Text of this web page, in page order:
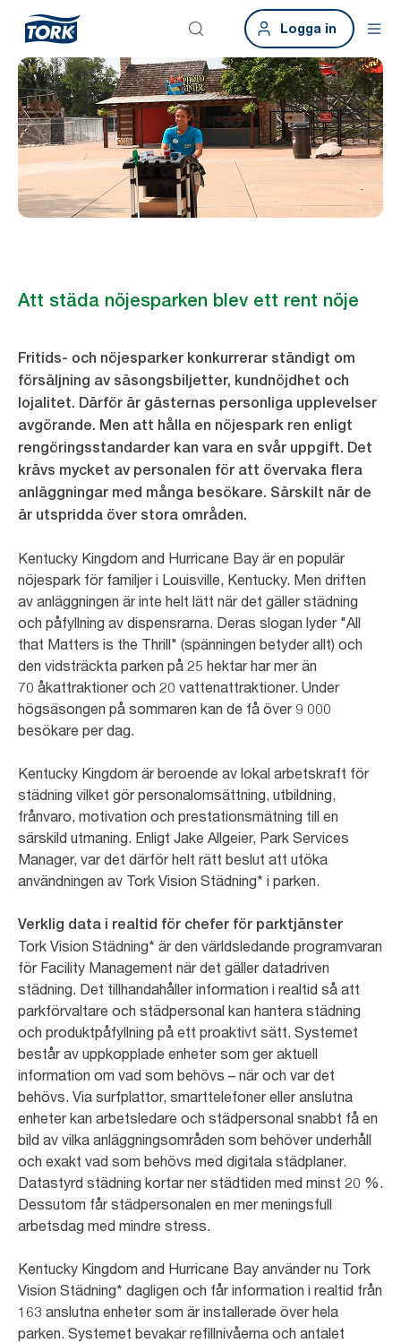
Logga in
Att städa nöjesparken blev ett rent nöje
Fritids- och nöjesparker konkurrerar ständigt om
försäljning av säsongsbiljetter, kundnöjdhet och
lojalitet. Därför är gästernas personliga upplevelser
avgörande. Men att hålla en nöjespark ren enligt
rengöringsstandarder kan vara en svår uppgift. Det
krävs mycket av personalen för att övervaka flera
anläggningar med många besökare. Särskilt när de
är utspridda över stora områden.
Kentucky Kingdom and Hurricane Bay är en populär
nöjespark för familjer i Louisville, Kentucky. Men driften
av anläggningen är inte helt lätt när det gäller städning
och påfyllning av dispensrarna. Deras slogan lyder "All
that Matters is the Thrill" (spänningen betyder allt) och
den vidsträckta parken på 25 hektar har mer än
70 åkattraktioner och 20 vattenattraktioner. Under
högsäsongen på sommaren kan de få över 9 000
besökare per dag.
Kentucky Kingdom är beroende av lokal arbetskraft för
städning vilket gör personalomsättning, utbildning,
frånvaro, motivation och prestationsmätning till en
särskild utmaning. Enligt Jake Allgeier, Park Services
Manager, var det därför helt rätt beslut att utöka
användningen av Tork Vision Städning* i parken.
Verklig data i realtid för chefer för parktjänster
Tork Vision Städning* är den världsledande programvaran
för Facility Management när det gäller datadriven
städning. Det tillhandahåller information i realtid så att
parkförvaltare och städpersonal kan hantera städning
och produktpåfyllning på ett proaktivt sätt. Systemet
består av uppkopplade enheter som ger aktuell
information om vad som behövs – när och var det
behövs. Via surfplattor, smarttelefoner eller anslutna
enheter kan arbetsledare och städpersonal snabbt få en
bild av vilka anläggningsområden som behöver underhåll
och exakt vad som behövs med digitala städplaner.
Datastyrd städning kortar ner städtiden med minst 20 %.
Dessutom får städpersonalen en mer meningsfull
arbetsdag med mindre stress.
Kentucky Kingdom and Hurricane Bay använder nu Tork
Vision Städning* dagligen och får information i realtid från
163 anslutna enheter som är installerade över hela
parken. Systemet bevakar refillnivåerna och antalet